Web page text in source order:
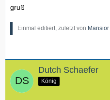
gruß
Einmal editiert, zuletzt von Mansior
Dutch Schaefer
König